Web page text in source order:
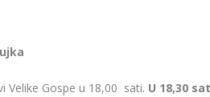
Velike Gospe u 18,00 sati. U 18,30